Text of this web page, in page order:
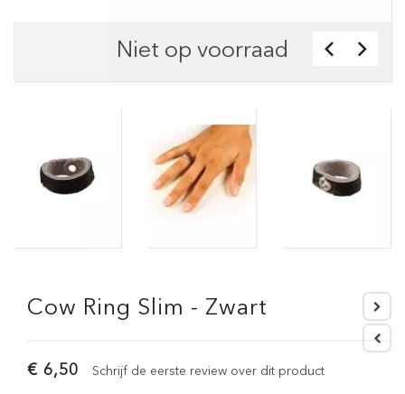
Niet op voorraad
Cow Ring Slim - Zwart
€ 6,50 Schrijf de eerste review over dit product